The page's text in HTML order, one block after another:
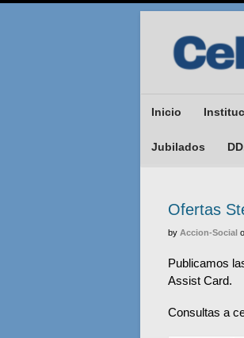
Inicio
Jubilados
Ofertas
by Accion-Social
Publicamos
Assist Card.
Consultas a